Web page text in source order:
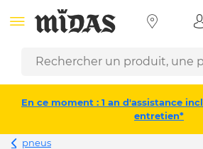
En ce moment : 1 an d'assistance
entretien*
pneus